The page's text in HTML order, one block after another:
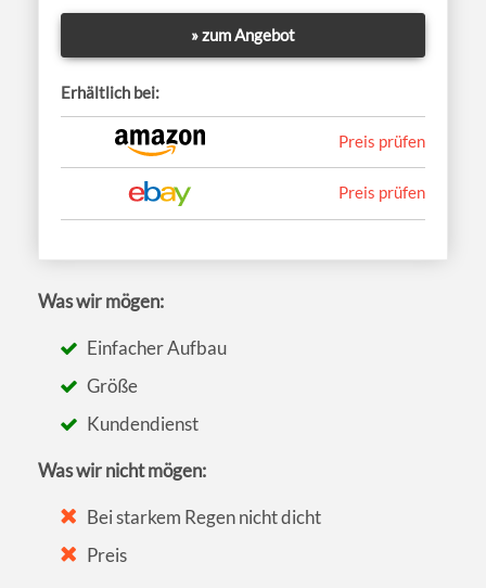
» zum Angebot
Erhältlich bei:
Preis prüfen
Preis prüfen
Was wir mögen:
Einfacher Aufbau
Größe
Kundendienst
Was wir nicht mögen:
Bei starkem Regen nicht dicht
Preis